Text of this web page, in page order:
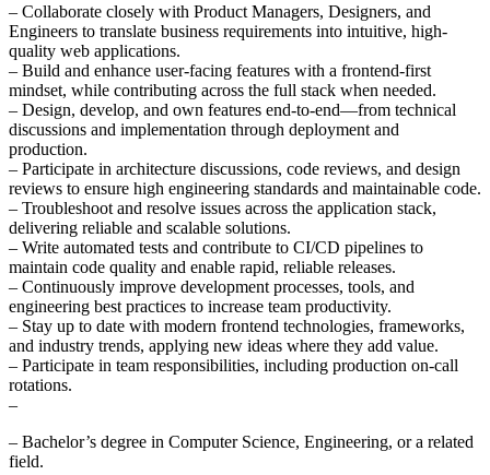
– Collaborate closely with Product Managers, Designers, and
Engineers to translate business requirements into intuitive, high-
quality web applications.
– Build and enhance user-facing features with a frontend-first
mindset, while contributing across the full stack when needed.
– Design, develop, and own features end-to-end—from technical
discussions and implementation through deployment and
production.
– Participate in architecture discussions, code reviews, and design
reviews to ensure high engineering standards and maintainable code.
– Troubleshoot and resolve issues across the application stack,
delivering reliable and scalable solutions.
– Write automated tests and contribute to CI/CD pipelines to
maintain code quality and enable rapid, reliable releases.
– Continuously improve development processes, tools, and
engineering best practices to increase team productivity.
– Stay up to date with modern frontend technologies, frameworks,
and industry trends, applying new ideas where they add value.
– Participate in team responsibilities, including production on-call
rotations.
–
– Bachelor’s degree in Computer Science, Engineering, or a related
field.